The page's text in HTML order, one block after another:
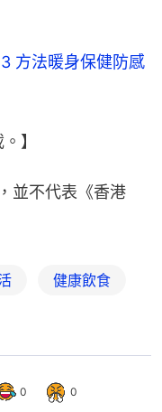
方法暖身保健防感
】
並不代表《香港
健康飲食
0 0